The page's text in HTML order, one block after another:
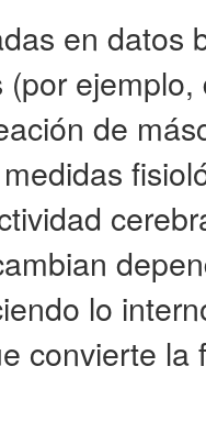
en datos
de
lo
convierte la